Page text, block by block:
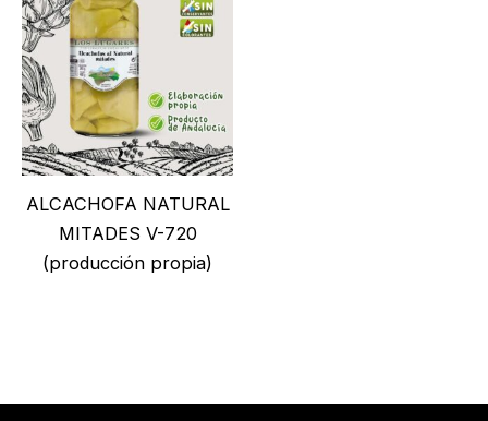
ALCACHOFA NATURAL
MITADES V-720
(producción propia)